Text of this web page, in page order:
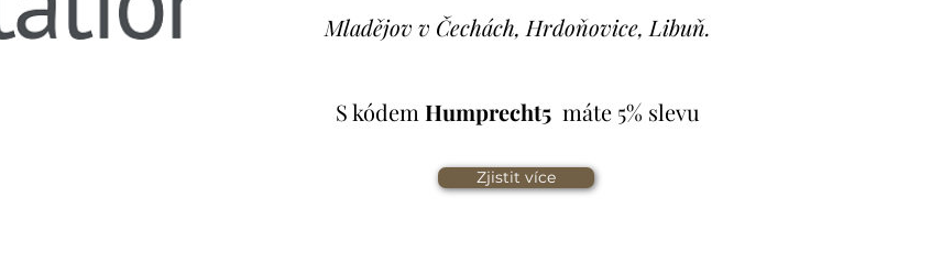
Mladějov v Čechách, Hrdoňovice, Libuň.
S kódem Humprecht5 máte 5% slevu
Zjistit více